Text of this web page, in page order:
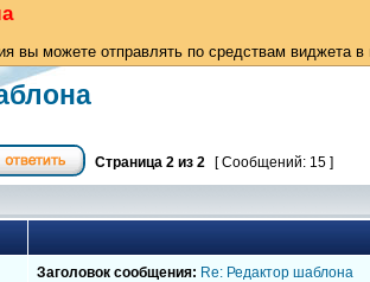
вы можете отправлять по средствам виджета
Страница 2 из 2 [ Сообщений: 15 ]
Заголовок сообщения: Re: Редактор шаблона